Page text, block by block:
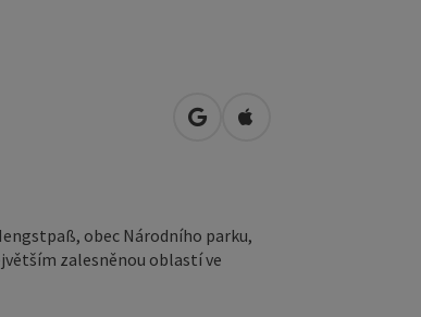
Otevřít v Mapách Google
Otevřít v Mapách Apple
obec Národního parku,
zalesněnou oblastí ve